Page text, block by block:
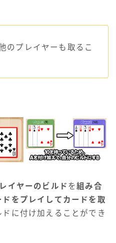
のプレイヤーも取るこ
イヤーのビルド を組み合
ドをプレイしてカードを取
ドに付け加えることができ